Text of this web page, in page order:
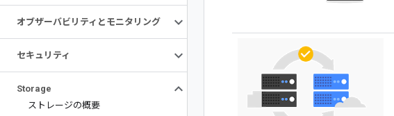
オブザーバビリティとモニタリング
セキュリティ
Storage
ストレージの概要